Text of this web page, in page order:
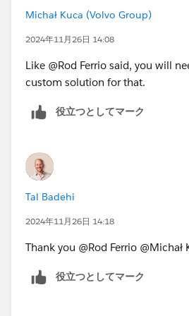
Michał Kuca (Volvo Group)
2024年11月26日 14:08
Like @Rod Ferrio​ said, you will
custom solution for that.
役立つとしてマーク
Tal Badehi
2024年11月26日 14:18
Thank you @Rod Ferrio​ @Michał
役立つとしてマーク